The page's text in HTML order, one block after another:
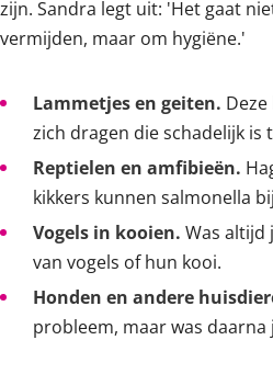
zijn. Sandra legt uit: 'Het gaat
vermijden, maar om hygiëne.'
Lammetjes en geiten.
zich dragen die schadelijk is
Reptielen en amfibieën.
kikkers kunnen salmonella
Vogels in kooien. Was altijd
van vogels of hun kooi.
Honden en andere
probleem, maar was daarna